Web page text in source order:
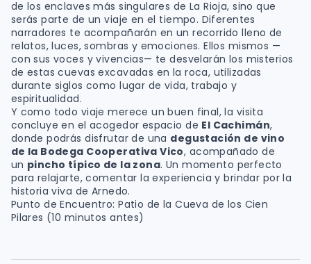
de los enclaves más singulares de La Rioja, sino que
serás parte de un viaje en el tiempo. Diferentes
narradores te acompañarán en un recorrido lleno de
relatos, luces, sombras y emociones. Ellos mismos —
con sus voces y vivencias— te desvelarán los misterios
de estas cuevas excavadas en la roca, utilizadas
durante siglos como lugar de vida, trabajo y
espiritualidad.
Y como todo viaje merece un buen final, la visita
concluye en el acogedor espacio de El Cachimán,
donde podrás disfrutar de una degustación de vino
de la Bodega Cooperativa Vico, acompañado de
un pincho típico de la zona. Un momento perfecto
para relajarte, comentar la experiencia y brindar por la
historia viva de Arnedo.
Punto de Encuentro: Patio de la Cueva de los Cien
Pilares (10 minutos antes)